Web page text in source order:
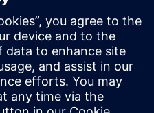
and
Ltd. Vrhunski je proizvođač